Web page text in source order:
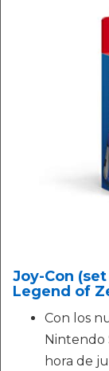
Joy-Con
Legend of
Con los
Nintendo
hora de